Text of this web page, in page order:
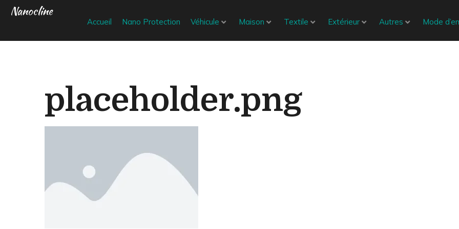
Nanocline
Accueil Nano Protection Véhicule Maison Textile Extérieur Autres Mode
placeholder.png